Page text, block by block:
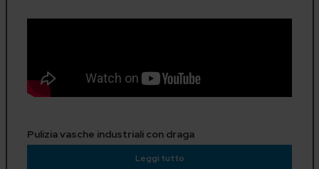
Pulizia vasche industriali con draga
Leggi tutto